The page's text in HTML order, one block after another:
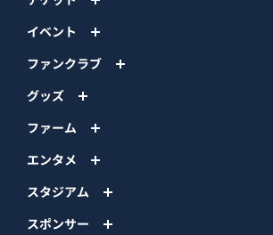
イベント
ファンクラブ
グッズ
ファーム
エンタメ
スタジアム
スポンサー